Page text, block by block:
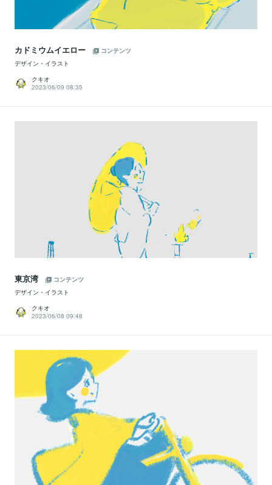
カドミウムイエロー
コンテンツ
デザイン・イラスト
クキオ
2023/06/09 08:35
東京湾
コンテンツ
デザイン・イラスト
クキオ
2023/06/08 09:48